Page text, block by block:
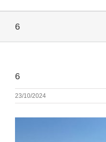
6
6
23/10/2024